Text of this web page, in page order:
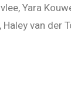
Yara
van der